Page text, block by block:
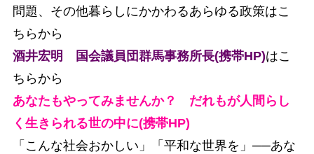
問題、その他暮らしにかかわるあらゆる政策はこ
ちらから
酒井宏明 国会議員団群馬事務所長(携帯HP)はこ
ちらから
あなたもやってみませんか？ だれもが人間らし
く生きられる世の中に(携帯HP)
「こんな社会おかしい」「平和な世界を」──あな